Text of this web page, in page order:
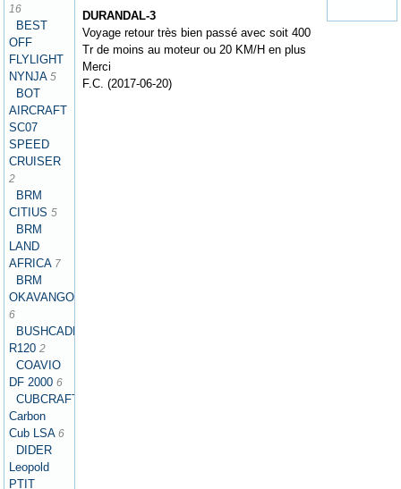
16
BEST
OFF
FLYLIGHT
NYNJA 5
BOT
AIRCRAFT
SC07
SPEED
CRUISER
2
BRM
CITIUS 5
BRM
LAND
AFRICA 7
BRM
OKAVANGO
6
BUSHCADDY
R1202
COAVIO
DF 2000 6
CUBCRAFTERS
Carbon
Cub LSA 6
DIDER
Leopold
PTIT
DURANDAL-3
Voyage retour très bien passé avec soit 400
Tr de moins au moteur ou 20 KM/H en plus
Merci
F.C. (2017-06-20)